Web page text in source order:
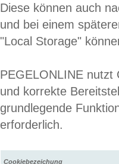
Diese können auch
und bei einem
"Local Storage"
PEGELONLINE nutzt
und korrekte
grundlegende
erforderlich.
Cookiebezeichung